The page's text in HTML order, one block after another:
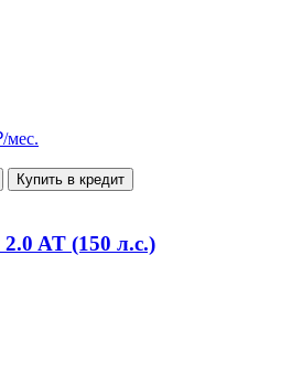
мес.
Купить в кредит
AT (150 л.с.)